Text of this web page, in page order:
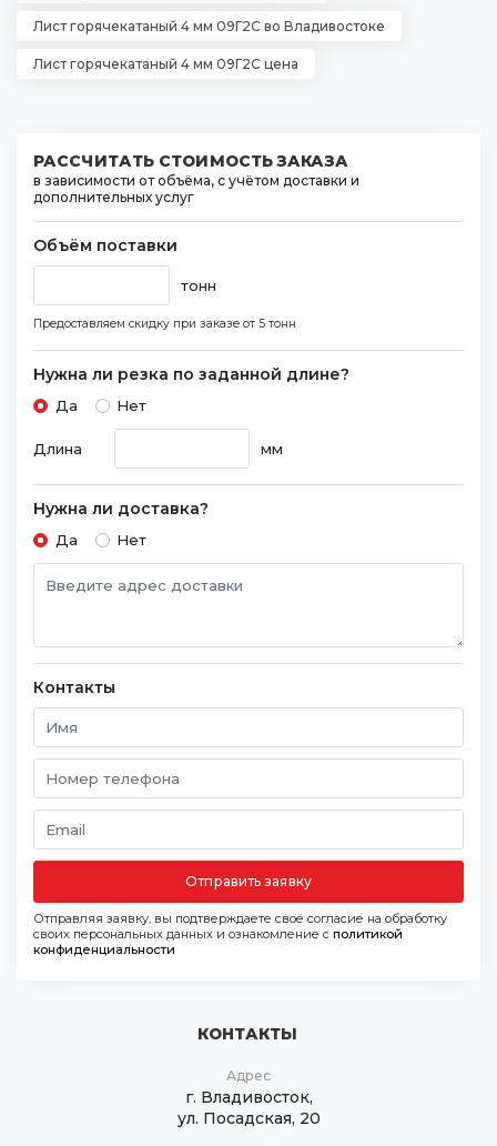
Лист горячекатаный 4 мм 09Г2С во Владивостоке
Лист горячекатаный 4 мм 09Г2С цена
РАССЧИТАТЬ СТОИМОСТЬ ЗАКАЗА
в зависимости от объёма, с учётом доставки и
дополнительных услуг
Объём поставки
тонн
Предоставляем скидку при заказе от 5 тонн
Нужна ли резка по заданной длине?
Да Нет
Длина мм
Нужна ли доставка?
Да Нет
Контакты
Отправить заявку
Отправляя заявку, вы подтверждаете своё согласие на обработку
своих персональных данных и ознакомление с политикой
конфиденциальности
КОНТАКТЫ
Адрес
г. Владивосток,
ул. Посадская, 20